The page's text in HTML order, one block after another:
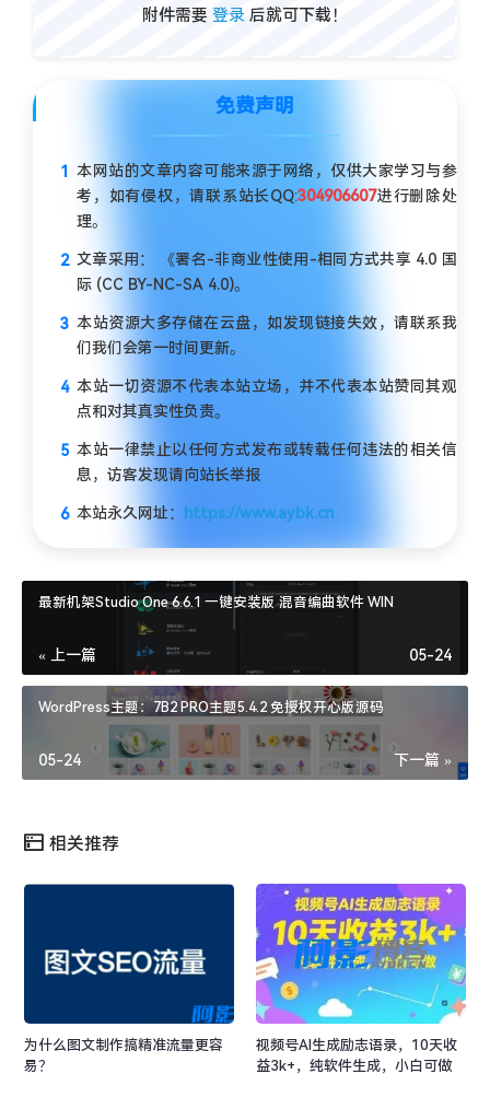
附件需要 登录 后就可下载！
免费声明
本网站的文章内容可能来源于网络，仅供大家学习与参
考，如有侵权，请联系站长QQ:304906607进行删除处
理。
文章采用： 《署名-非商业性使用-相同方式共享 4.0 国
际 (CC BY-NC-SA 4.0)。
本站资源大多存储在云盘，如发现链接失效，请联系我
们我们会第一时间更新。
本站一切资源不代表本站立场，并不代表本站赞同其观
点和对其真实性负责。
本站一律禁止以任何方式发布或转载任何违法的相关信
息，访客发现请向站长举报
本站永久网址： https://www.aybk.cn
最新机架Studio One 6.6.1 一键安装版 混音编曲软件 WIN
« 上一篇 05-24
WordPress主题：7B2 PRO主题5.4.2 免授权开心版源码
下一篇 »
05-24
相关推荐
为什么图文制作搞精准流量更容
易？
视频号AI生成励志语录，10天收
益3k+，纯软件生成，小白可做